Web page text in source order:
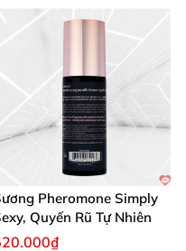
Pheromone Simply
Quyến Rũ Tự Nhiên